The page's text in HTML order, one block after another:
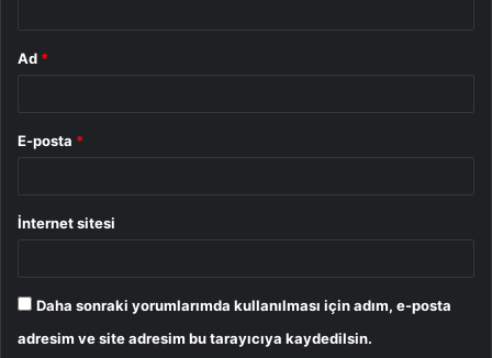
Ad *
E-posta *
İnternet sitesi
Daha sonraki yorumlarımda kullanılması için adım, e-posta
adresim ve site adresim bu tarayıcıya kaydedilsin.